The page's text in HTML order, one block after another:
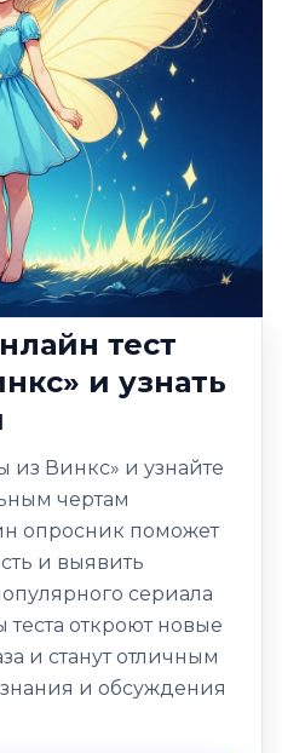
тест
и узнать
из Винкс» и узнайте
чертам
опросник поможет
и выявить
сериала
теста откроют новые
и станут отличным
и обсуждения